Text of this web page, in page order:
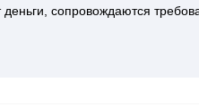
сопровождаются